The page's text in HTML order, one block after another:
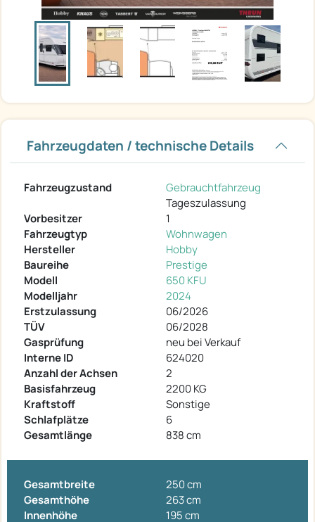
Fahrzeugdaten / technische Details
Fahrzeugzustand
Gebrauchtfahrzeug
Tageszulassung
Vorbesitzer
1
Fahrzeugtyp
Wohnwagen
Hersteller
Hobby
Baureihe
Prestige
Modell
650 KFU
Modelljahr
2024
Erstzulassung
06/2026
TÜV
06/2028
Gasprüfung
neu bei Verkauf
Interne ID
624020
Anzahl der Achsen
2
Basisfahrzeug
2200 KG
Kraftstoff
Sonstige
Schlafplätze
6
Gesamtlänge
838 cm
Gesamtbreite
250 cm
Gesamthöhe
263 cm
Innenhöhe
195 cm